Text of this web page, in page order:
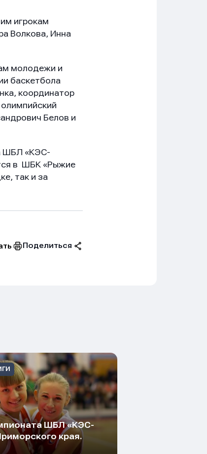
игрокам
Волкова, Инна
молодежи и
баскетбола
координатор
Белов и
ШБЛ «КЭС-
в ШБК «Рыжие
так и за
Поделиться
ШБЛ «КЭС-
края.